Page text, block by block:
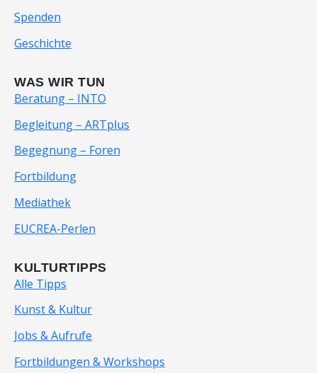
Spenden
Geschichte
WAS WIR TUN
Beratung – INTO
Begleitung – ARTplus
Begegnung – Foren
Fortbildung
Mediathek
EUCREA-Perlen
KULTURTIPPS
Alle Tipps
Kunst & Kultur
Jobs & Aufrufe
Fortbildungen & Workshops